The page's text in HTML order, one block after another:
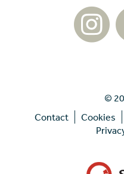
©
Contact
Cookies